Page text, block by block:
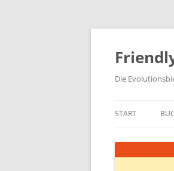
Zum
springen
Die
START